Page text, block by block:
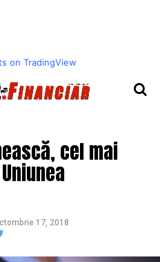
on TradingView
cel mai
17, 2018